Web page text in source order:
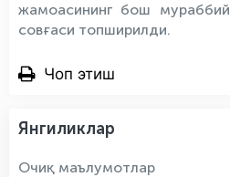
жамоасининг бош
совғаси топширилди.
Чоп этиш
Янгиликлар
Очиқ маълумотлар